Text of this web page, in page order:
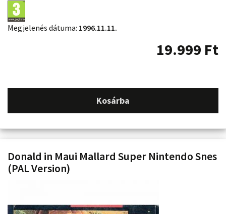
Megjelenés dátuma: 1996.11.11.
19.999 Ft
Kosárba
Donald in Maui Mallard Super Nintendo Snes
(PAL Version)